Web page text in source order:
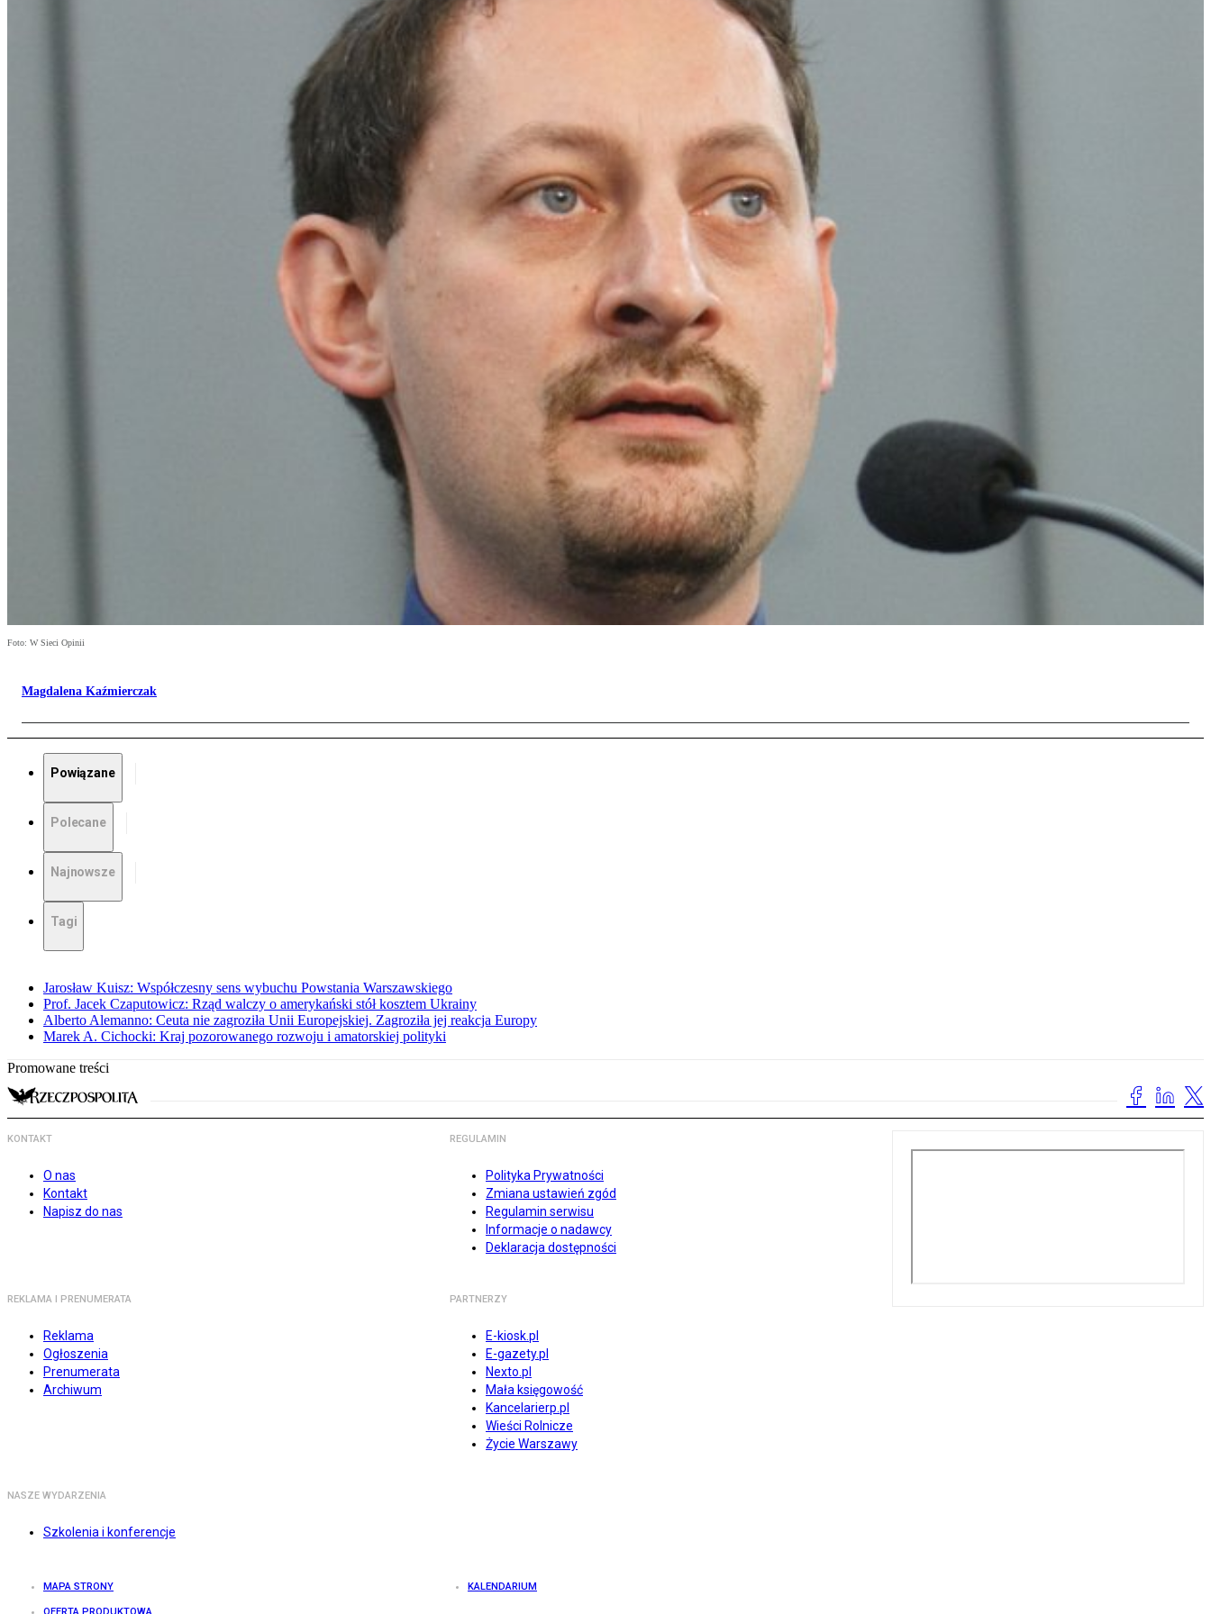
Foto: W Sieci Opinii
Magdalena Kaźmierczak
Powiązane
Polecane
Najnowsze
Tagi
Jarosław Kuisz: Współczesny sens wybuchu Powstania Warszawskiego
Prof. Jacek Czaputowicz: Rząd walczy o amerykański stół kosztem Ukrainy
Alberto Alemanno: Ceuta nie zagroziła Unii Europejskiej. Zagroziła jej reakcja Europy
Marek A. Cichocki: Kraj pozorowanego rozwoju i amatorskiej polityki
Promowane treści
KONTAKT
O nas
Kontakt
Napisz do nas
REGULAMIN
Polityka Prywatności
Zmiana ustawień zgód
Regulamin serwisu
Informacje o nadawcy
Deklaracja dostępności
REKLAMA I PRENUMERATA
Reklama
Ogłoszenia
Prenumerata
Archiwum
PARTNERZY
E-kiosk.pl
E-gazety.pl
Nexto.pl
Mała księgowość
Kancelarierp.pl
Wieści Rolnicze
Życie Warszawy
NASZE WYDARZENIA
Szkolenia i konferencje
MAPA STRONY KALENDARIUM